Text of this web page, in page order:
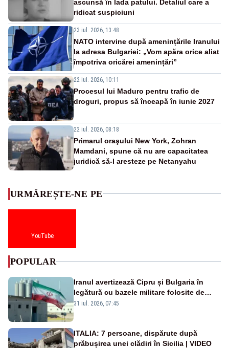
ascunsă în lada patului. Detaliul care a
ridicat suspiciuni
23 iul. 2026, 13:48
NATO intervine după amenințările Iranului
la adresa Bulgariei: „Vom apăra orice aliat
împotriva oricărei amenințări”
22 iul. 2026, 10:11
Procesul lui Maduro pentru trafic de
droguri, propus să înceapă în iunie 2027
22 iul. 2026, 08:18
Primarul oraşului New York, Zohran
Mamdani, spune că nu are capacitatea
juridică să-l aresteze pe Netanyahu
URMĂREȘTE-NE PE
YouTube
POPULAR
Iranul avertizează Cipru și Bulgaria în
legătură cu bazele militare folosite de
SUA
31 iul. 2026, 07:45
ITALIA: 7 persoane, dispărute după
prăbușirea unei clădiri în Sicilia | VIDEO